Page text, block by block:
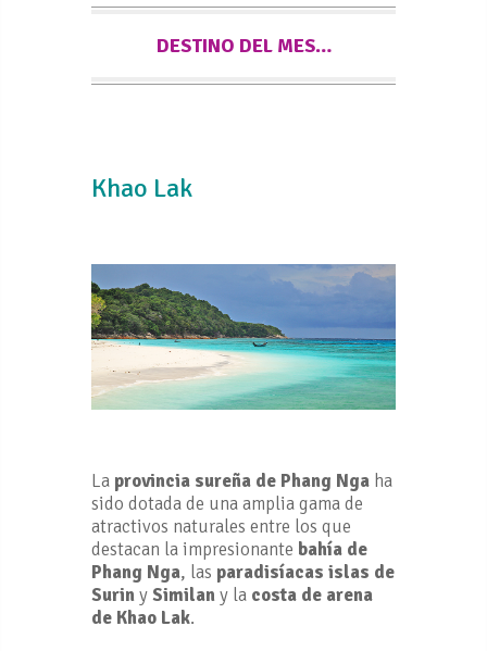
DESTINO DEL MES…
Khao Lak
La provincia sureña de Phang Nga ha
sido dotada de una amplia gama de
atractivos naturales entre los que
destacan la impresionante bahía de
Phang Nga, las paradisíacas islas de
SurinySimilany la costa de arena
de Khao Lak.